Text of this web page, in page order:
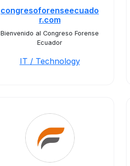
congresoforenseecuado
r.com
Bienvenido al Congreso Forense
Ecuador
IT / Technology